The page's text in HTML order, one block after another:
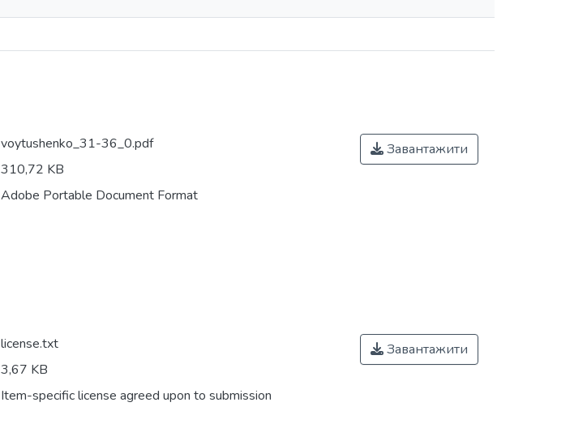
voytushenko_31-36_0.pdf
310,72 KB
Adobe Portable Document Format
Завантажити
license.txt
3,67 KB
Item-specific license agreed upon to submission
Завантажити